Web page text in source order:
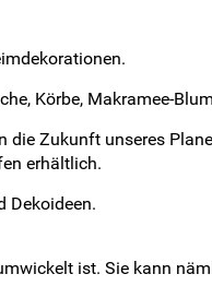
Körbe, Makramee-
Zukunft unseres
erhältlich.
Dekoideen.
ist. Sie kann